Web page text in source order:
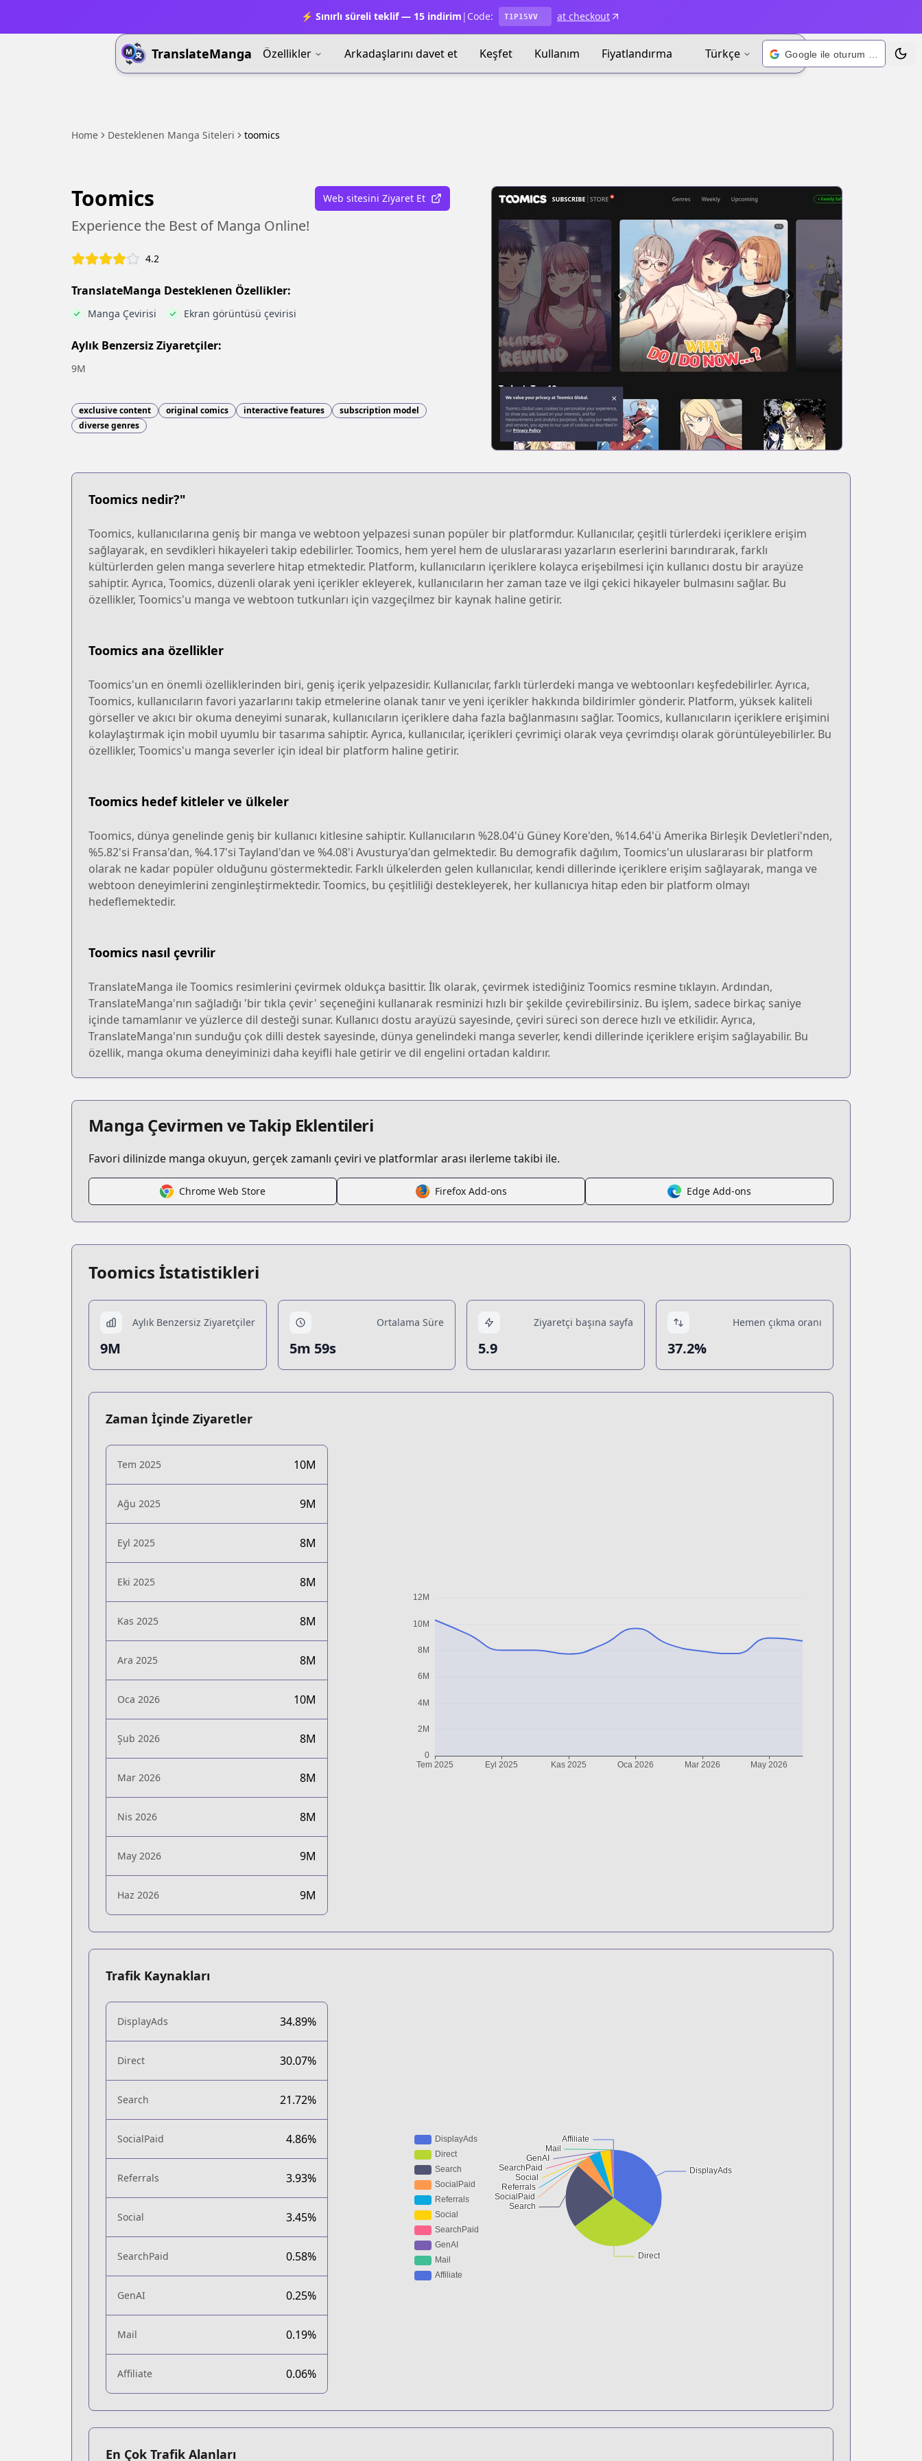
⚡ Sınırlı süreli teklif — 15 indirim | Code: T1P15VV at checkout
TranslateManga Özellikler Arkadaşlarını davet et Keşfet Kullanım Fiyatlandırma Türkçe
Home Desteklenen Manga Siteleri toomics
Toomics Web sitesini Ziyaret Et
Experience the Best of Manga Online!
4.2
TranslateManga Desteklenen Özellikler:
Manga Çevirisi Ekran görüntüsü çevirisi
Aylık Benzersiz Ziyaretçiler:
9M
exclusive content original comics interactive features
subscription model
diverse genres
Toomics nedir?"
Toomics, kullanıcılarına geniş bir manga ve webtoon yelpazesi sunan popüler bir platformdur. Kullanıcılar, çeşitli türlerdeki içeriklere erişim
sağlayarak, en sevdikleri hikayeleri takip edebilirler. Toomics, hem yerel hem de uluslararası yazarların eserlerini barındırarak, farklı
kültürlerden gelen manga severlere hitap etmektedir. Platform, kullanıcıların içeriklere kolayca erişebilmesi için kullanıcı dostu bir arayüze
sahiptir. Ayrıca, Toomics, düzenli olarak yeni içerikler ekleyerek, kullanıcıların her zaman taze ve ilgi çekici hikayeler bulmasını sağlar. Bu
özellikler, Toomics'u manga ve webtoon tutkunları için vazgeçilmez bir kaynak haline getirir.
Toomics ana özellikler
Toomics'un en önemli özelliklerinden biri, geniş içerik yelpazesidir. Kullanıcılar, farklı türlerdeki manga ve webtoonları keşfedebilirler. Ayrıca,
Toomics, kullanıcıların favori yazarlarını takip etmelerine olanak tanır ve yeni içerikler hakkında bildirimler gönderir. Platform, yüksek kaliteli
görseller ve akıcı bir okuma deneyimi sunarak, kullanıcıların içeriklere daha fazla bağlanmasını sağlar. Toomics, kullanıcıların içeriklere erişimini
kolaylaştırmak için mobil uyumlu bir tasarıma sahiptir. Ayrıca, kullanıcılar, içerikleri çevrimiçi olarak veya çevrimdışı olarak görüntüleyebilirler. Bu
özellikler, Toomics'u manga severler için ideal bir platform haline getirir.
Toomics hedef kitleler ve ülkeler
Toomics, dünya genelinde geniş bir kullanıcı kitlesine sahiptir. Kullanıcıların %28.04'ü Güney Kore'den, %14.64'ü Amerika Birleşik Devletleri'nden,
%5.82'si Fransa'dan, %4.17'si Tayland'dan ve %4.08'i Avusturya'dan gelmektedir. Bu demografik dağılım, Toomics'un uluslararası bir platform
olarak ne kadar popüler olduğunu göstermektedir. Farklı ülkelerden gelen kullanıcılar, kendi dillerinde içeriklere erişim sağlayarak, manga ve
webtoon deneyimlerini zenginleştirmektedir. Toomics, bu çeşitliliği destekleyerek, her kullanıcıya hitap eden bir platform olmayı
hedeflemektedir.
Toomics nasıl çevrilir
TranslateManga ile Toomics resimlerini çevirmek oldukça basittir. İlk olarak, çevirmek istediğiniz Toomics resmine tıklayın. Ardından,
TranslateManga'nın sağladığı 'bir tıkla çevir' seçeneğini kullanarak resminizi hızlı bir şekilde çevirebilirsiniz. Bu işlem, sadece birkaç saniye
içinde tamamlanır ve yüzlerce dil desteği sunar. Kullanıcı dostu arayüzü sayesinde, çeviri süreci son derece hızlı ve etkilidir. Ayrıca,
TranslateManga'nın sunduğu çok dilli destek sayesinde, dünya genelindeki manga severler, kendi dillerinde içeriklere erişim sağlayabilir. Bu
özellik, manga okuma deneyiminizi daha keyifli hale getirir ve dil engelini ortadan kaldırır.
Manga Çevirmen ve Takip Eklentileri
Favori dilinizde manga okuyun, gerçek zamanlı çeviri ve platformlar arası ilerleme takibi ile.
Chrome Web Store Firefox Add-ons Edge Add-ons
Toomics İstatistikleri
Aylık Benzersiz Ziyaretçiler
9M
Ortalama Süre
5m 59s
Ziyaretçi başına sayfa
5.9
Hemen çıkma oranı
37.2%
Zaman İçinde Ziyaretler
Tem 2025 10M
Ağu 2025 9M
Eyl 2025 8M
Eki 2025 8M
Kas 2025 8M
Ara 2025 8M
Oca 2026 10M
Şub 2026 8M
Mar 2026 8M
Nis 2026 8M
May 2026 9M
Haz 2026 9M
Trafik Kaynakları
DisplayAds 34.89%
Direct 30.07%
Search 21.72%
SocialPaid 4.86%
Referrals 3.93%
Social 3.45%
SearchPaid 0.58%
GenAI 0.25%
Mail 0.19%
Affiliate 0.06%
En Çok Trafik Alanları